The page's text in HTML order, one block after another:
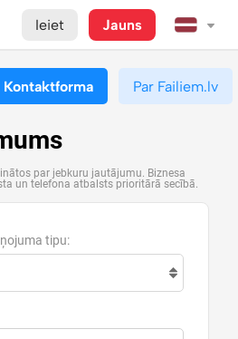
Ieiet Jauns
Kontaktforma Par Failiem.lv
par jebkuru jautājumu. Biznesa
un telefona atbalsts prioritārā secībā.
tipu: